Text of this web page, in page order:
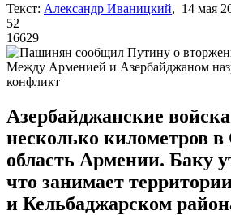
Текст: Александр Иваницкий, 14 мая
52
16629
Между Арменией и Азербайджаном
конфликт
Азербайджанские
несколько километров
область Армении. Баку
что занимает
и Кельбаджарском